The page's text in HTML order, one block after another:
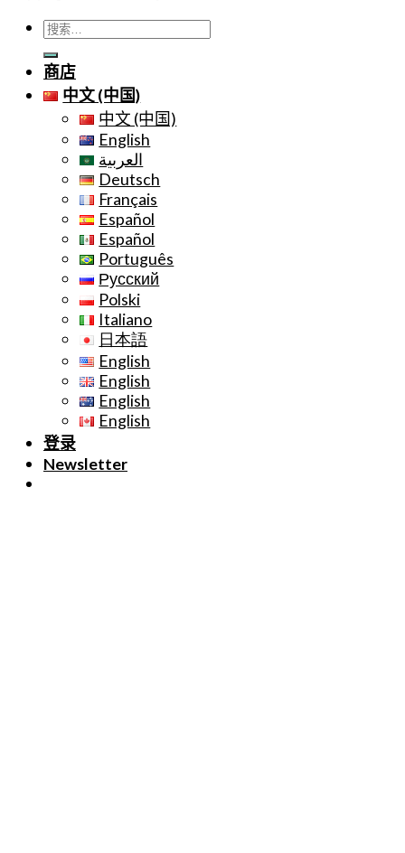
搜
索：
商店
中文 (中国)
中文 (中国)
English
العربية
Deutsch
Français
Español
Español
Português
Русский
Polski
Italiano
日本語
English
English
English
English
登录
Newsletter